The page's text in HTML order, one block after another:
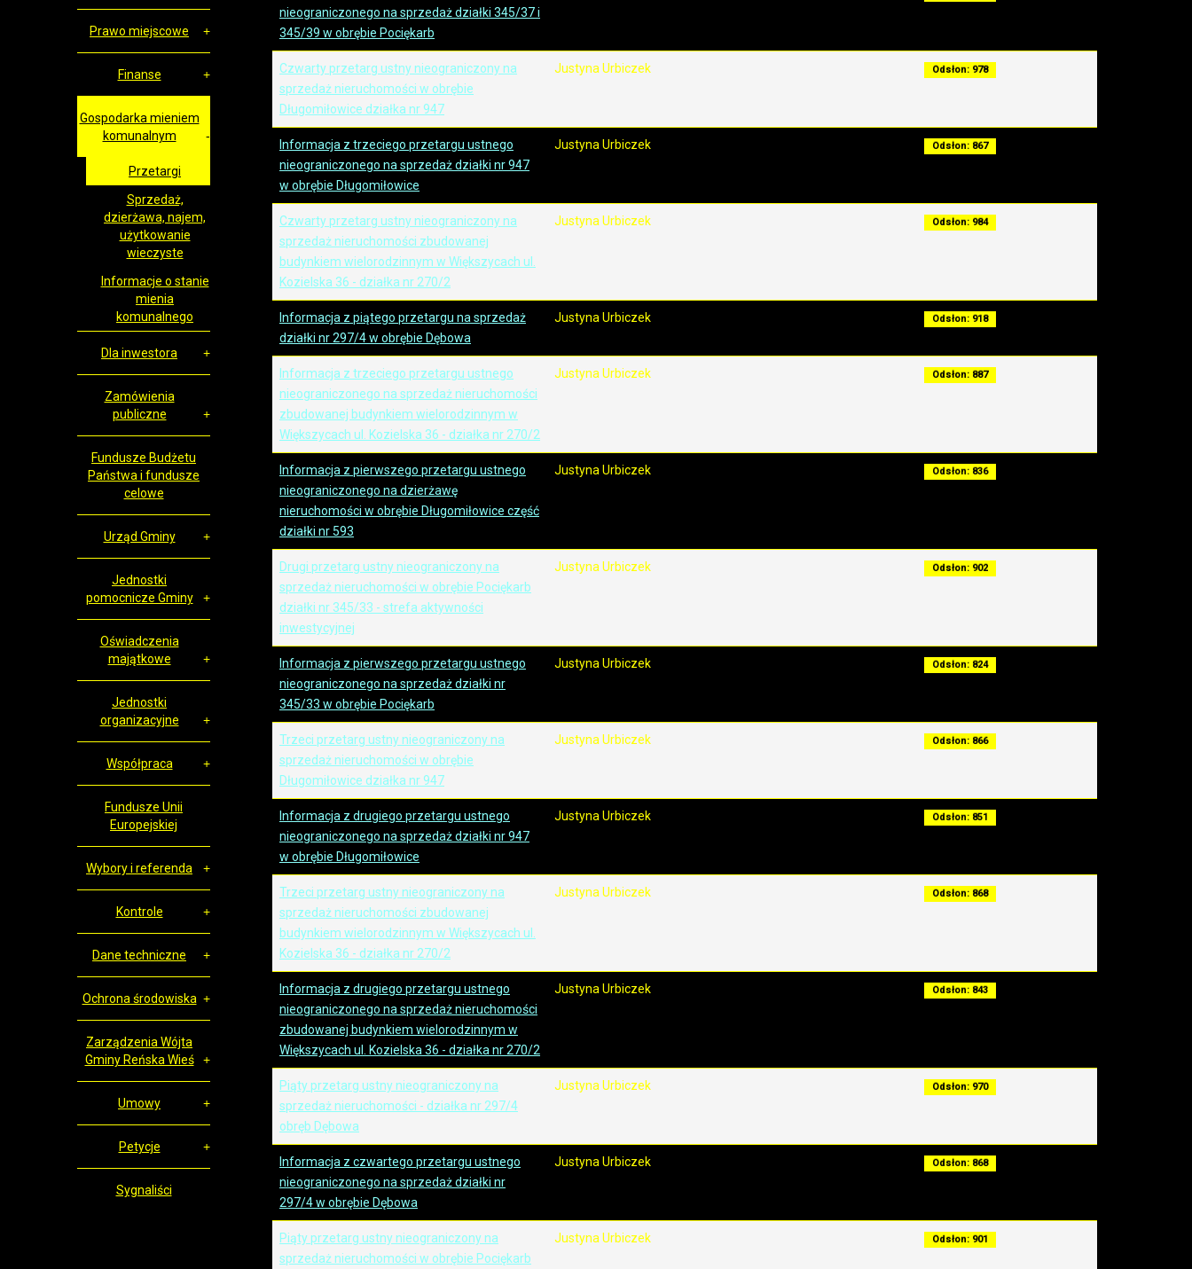
nieograniczonego na sprzedaż działki 345/37 i
345/39 w obrębie Pociękarb
Czwarty przetarg ustny nieograniczony na
sprzedaż nieruchomości w obrębie
Długomiłowice działka nr 947
Justyna Urbiczek Odsłon: 978
Informacja z trzeciego przetargu ustnego
nieograniczonego na sprzedaż działki nr 947
w obrębie Długomiłowice
Justyna Urbiczek Odsłon: 867
Czwarty przetarg ustny nieograniczony na
sprzedaż nieruchomości zbudowanej
budynkiem wielorodzinnym w Większycach ul.
Kozielska 36 - działka nr 270/2
Justyna Urbiczek Odsłon: 984
Informacja z piątego przetargu na sprzedaż
działki nr 297/4 w obrębie Dębowa
Justyna Urbiczek Odsłon: 918
Informacja z trzeciego przetargu ustnego
nieograniczonego na sprzedaż nieruchomości
zbudowanej budynkiem wielorodzinnym w
Większycach ul. Kozielska 36 - działka nr 270/2
Justyna Urbiczek Odsłon: 887
Informacja z pierwszego przetargu ustnego
nieograniczonego na dzierżawę
nieruchomości w obrębie Długomiłowice część
działki nr 593
Justyna Urbiczek Odsłon: 836
Drugi przetarg ustny nieograniczony na
sprzedaż nieruchomości w obrębie Pociękarb
działki nr 345/33 - strefa aktywności
inwestycyjnej
Justyna Urbiczek Odsłon: 902
Informacja z pierwszego przetargu ustnego
nieograniczonego na sprzedaż działki nr
345/33 w obrębie Pociękarb
Justyna Urbiczek Odsłon: 824
Trzeci przetarg ustny nieograniczony na
sprzedaż nieruchomości w obrębie
Długomiłowice działka nr 947
Justyna Urbiczek Odsłon: 866
Informacja z drugiego przetargu ustnego
nieograniczonego na sprzedaż działki nr 947
w obrębie Długomiłowice
Justyna Urbiczek Odsłon: 851
Trzeci przetarg ustny nieograniczony na
sprzedaż nieruchomości zbudowanej
budynkiem wielorodzinnym w Większycach ul.
Kozielska 36 - działka nr 270/2
Justyna Urbiczek Odsłon: 868
Informacja z drugiego przetargu ustnego
nieograniczonego na sprzedaż nieruchomości
zbudowanej budynkiem wielorodzinnym w
Większycach ul. Kozielska 36 - działka nr 270/2
Justyna Urbiczek Odsłon: 843
Piąty przetarg ustny nieograniczony na
sprzedaż nieruchomości - działka nr 297/4
obręb Dębowa
Justyna Urbiczek Odsłon: 970
Informacja z czwartego przetargu ustnego
nieograniczonego na sprzedaż działki nr
297/4 w obrębie Dębowa
Justyna Urbiczek Odsłon: 868
Piąty przetarg ustny nieograniczony na
sprzedaż nieruchomości w obrębie Pociękarb
Justyna Urbiczek Odsłon: 901
Prawo miejscowe
Finanse
Gospodarka mieniem
komunalnym
Przetargi
Sprzedaż,
dzierżawa, najem,
użytkowanie
wieczyste
Informacje o stanie
mienia
komunalnego
Dla inwestora
Zamówienia
publiczne
Fundusze Budżetu
Państwa i fundusze
celowe
Urząd Gminy
Jednostki
pomocnicze Gminy
Oświadczenia
majątkowe
Jednostki
organizacyjne
Współpraca
Fundusze Unii
Europejskiej
Wybory i referenda
Kontrole
Dane techniczne
Ochrona środowiska
Zarządzenia Wójta
Gminy Reńska Wieś
Umowy
Petycje
Sygnaliści